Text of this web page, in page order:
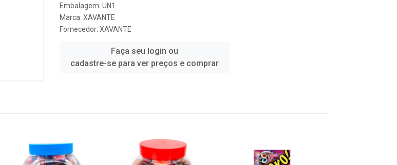
Embalagem: UN1
Marca: XAVANTE
Fornecedor: XAVANTE
Faça seu login ou
cadastre-se para ver preços e comprar